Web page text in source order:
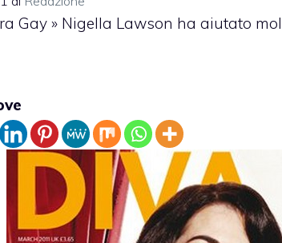
Gay » Nigella Lawson ha aiutato